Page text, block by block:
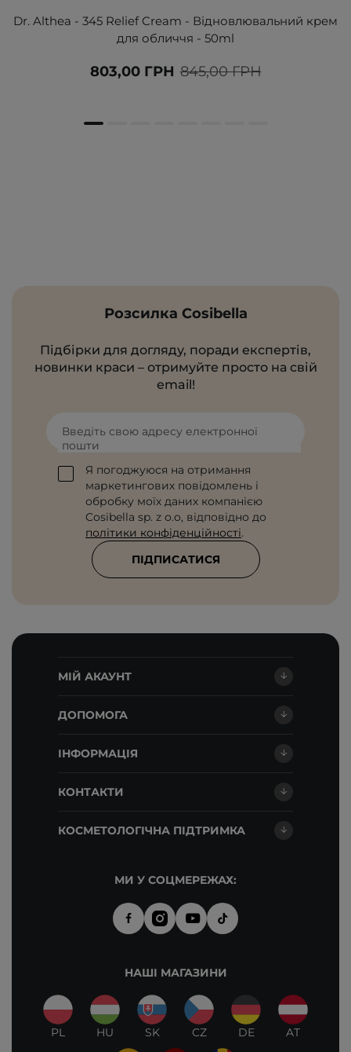
Dr. Althea - 345 Relief Cream - Відновлювальний крем
для обличчя - 50ml
845,00 ГРН
803,00 ГРН
Розсилка Cosibella
Підбірки для догляду, поради експертів,
новинки краси – отримуйте просто на свій
email!
Введіть свою адресу електронної
пошти
Я погоджуюся на отримання
маркетингових повідомлень і
обробку моїх даних компанією
Cosibella sp. z o.o, відповідно до
політики конфіденційності.
ПІДПИСАТИСЯ
МІЙ АКАУНТ
ДОПОМОГА
ІНФОРМАЦІЯ
КОНТАКТИ
КОСМЕТОЛОГІЧНА ПІДТРИМКА
МИ У СОЦМЕРЕЖАХ:
НАШІ МАГАЗИНИ
PL HU SK CZ DE AT